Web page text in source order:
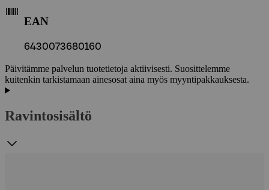
EAN
6430073680160
Päivitämme palvelun tuotetietoja aktiivisesti. Suosittelemme
kuitenkin tarkistamaan ainesosat aina myös myyntipakkauksesta.
Ravintosisältö